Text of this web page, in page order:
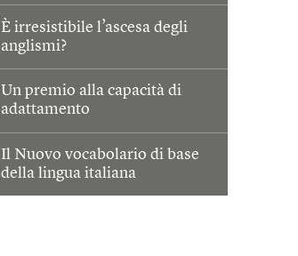
È irresistibile l’ascesa degli
anglismi?
Un premio alla capacità di
adattamento
Il Nuovo vocabolario di base
della lingua italiana